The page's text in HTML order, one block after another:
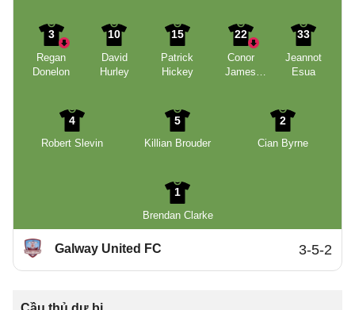
3
Regan
Donelon
10
David
Hurley
15
Patrick
Hickey
22
Conor
James
33
Jeannot
Esua
4
Robert Slevin
5
Killian Brouder
2
Cian Byrne
1
Brendan Clarke
Galway United FC 3-5-2